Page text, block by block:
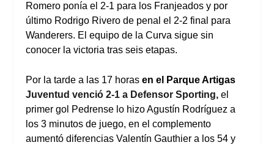
Romero ponía el 2-1 para los Franjeados y por
último Rodrigo Rivero de penal el 2-2 final para
Wanderers. El equipo de la Curva sigue sin
conocer la victoria tras seis etapas.
Por la tarde a las 17 horasen el Parque Artigas
Juventud venció 2-1 a Defensor Sporting, el
primer gol Pedrense lo hizo Agustín Rodríguez a
los 3 minutos de juego, en el complemento
aumentó diferencias Valentín Gauthier a los 54 y